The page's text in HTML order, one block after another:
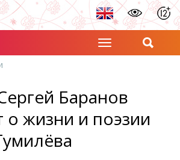
Баранов
о жизни и поэзии